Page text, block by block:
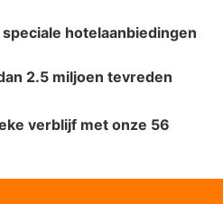
hotelaanbiedingen
2.5 miljoen tevreden
verblijf met onze 56